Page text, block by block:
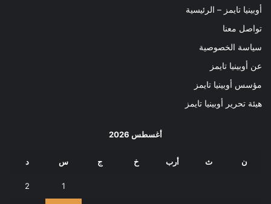
أوبينيا تايمز – الرئيسية
تواصل معنا
سياسة الخصوصية
عن أوبينيا تايمز
مؤسس أوبينيا تايمز
هيئة تحرير أوبينيا تايمز
أغسطس 2026
ن ث أرب خ ج س د
1
2